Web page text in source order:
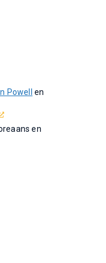
Powell
en
en